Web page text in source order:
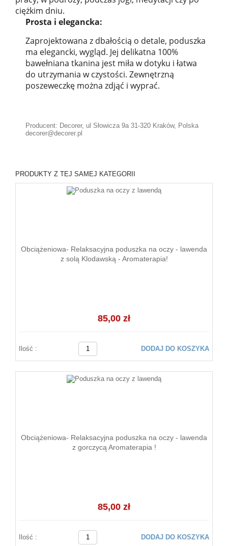
ciężkim dniu.
Prosta i elegancka:
Zaprojektowana z dbałością o detale, poduszka
ma elegancki, wygląd. Jej delikatna 100%
bawełniana tkanina jest miła w dotyku i łatwa
do utrzymania w czystości. Zewnętrzną
poszeweczkę można zdjąć i wyprać.
Producent: Decorer, ul Słowicza 9a 31-320 Kraków, Polska
decorer@decorer.pl
PRODUKTY Z TEJ SAMEJ KATEGORII
Obciążeniowa- Relaksacyjna poduszka na oczy - lawenda
z solą Klodawską - Aromaterapia!
85,00 zł
Ilość : DODAJ DO KOSZYKA
Obciążeniowa- Relaksacyjna poduszka na oczy - lawenda
z gorczycą Aromaterapia !
85,00 zł
Ilość : DODAJ DO KOSZYKA